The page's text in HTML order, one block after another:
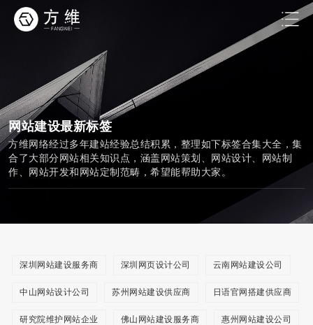
网站建设最新标签
方维网络经过多年建站经验总结积累，整理如下标签合集大全，集
合了大部分网站相关知识点，涵盖网站策划、网站设计、网站制
作、网站开发和网站定制范畴，希望能帮助大家。
深圳网站建设服务商 深圳网页设计公司 云南网站建设公司
中山网站设计公司 苏州网站建设供应商 日语官网搭建供应商
研究院维护网站企业 佛山网站建设服务商 惠州网站建设公司